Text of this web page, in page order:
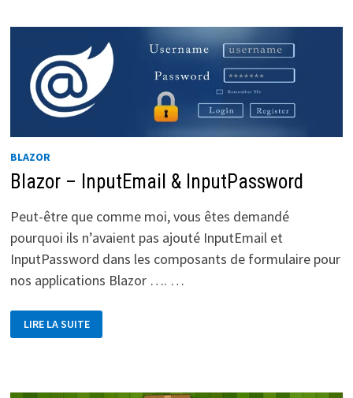
JAVASCRIPT
WORDPRESS
BLAZOR
Blazor – InputEmail & InputPassword
Peut-être que comme moi, vous êtes demandé
pourquoi ils n’avaient pas ajouté InputEmail et
InputPassword dans les composants de formulaire pour
nos applications Blazor …. …
–
INPUTEMAIL
LIRE LA SUITE